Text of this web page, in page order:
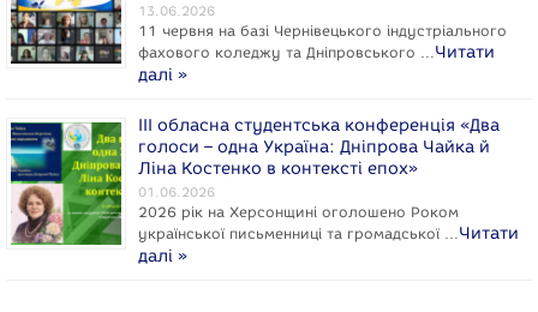
13.06.2026
11 червня на базі Чернівецького індустріального
фахового коледжу та Дніпровського …Читати
далі »
ІІІ обласна студентська конференція «Два
голоси – одна Україна: Дніпрова Чайка й
Ліна Костенко в контексті епох»
01.06.2026
2026 рік на Херсонщині оголошено Роком
укpaїнcької письменниці та громадської …Читати
далі »